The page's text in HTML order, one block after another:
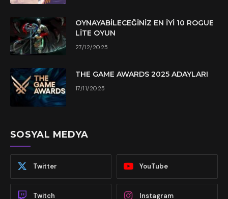
OYNAYABILECEĞINIZ EN İYI 10 ROGUE
LITE OYUN
27/12/2025
THE GAME AWARDS 2025 ADAYLARI
17/11/2025
SOSYAL MEDYA
Twitter YouTube
Twitch Instagram